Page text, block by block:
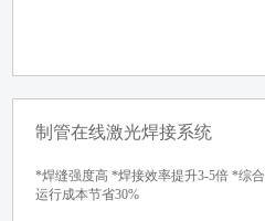
制管在线激光焊接系统
*焊缝强度高 *焊接效率提升3-5倍 *综合
运行成本节省30%